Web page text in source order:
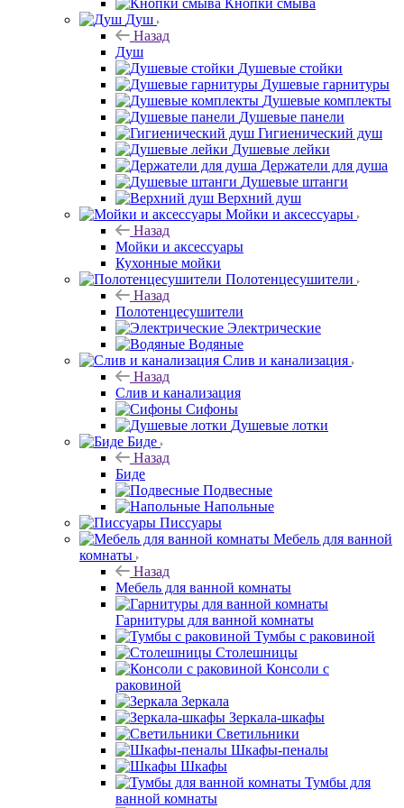
Кнопки смыва
Душ
Назад
Душ
Душевые стойки
Душевые гарнитуры
Душевые комплекты
Душевые панели
Гигиенический душ
Душевые лейки
Держатели для душа
Душевые штанги
Верхний душ
Мойки и аксессуары
Назад
Мойки и аксессуары
Кухонные мойки
Полотенцесушители
Назад
Полотенцесушители
Электрические
Водяные
Слив и канализация
Назад
Слив и канализация
Сифоны
Душевые лотки
Биде
Назад
Биде
Подвесные
Напольные
Писсуары
Мебель для ванной
комнаты
Назад
Мебель для ванной комнаты
Гарнитуры для ванной комнаты
Тумбы с раковиной
Столешницы
Консоли с
раковиной
Зеркала
Зеркала-шкафы
Светильники
Шкафы-пеналы
Шкафы
Тумбы для
ванной комнаты